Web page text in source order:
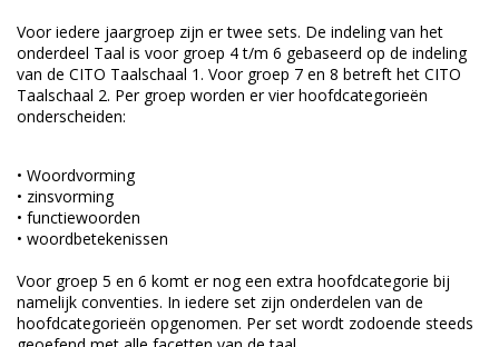
Voor iedere jaargroep zijn er twee sets. De indeling van het
onderdeel Taal is voor groep 4 t/m 6 gebaseerd op de indeling
van de CITO Taalschaal 1. Voor groep 7 en 8 betreft het CITO
Taalschaal 2. Per groep worden er vier hoofdcategorieën
onderscheiden:
• Woordvorming
• zinsvorming
• functiewoorden
• woordbetekenissen
Voor groep 5 en 6 komt er nog een extra hoofdcategorie bij
namelijk conventies. In iedere set zijn onderdelen van de
hoofdcategorieën opgenomen. Per set wordt zodoende steeds